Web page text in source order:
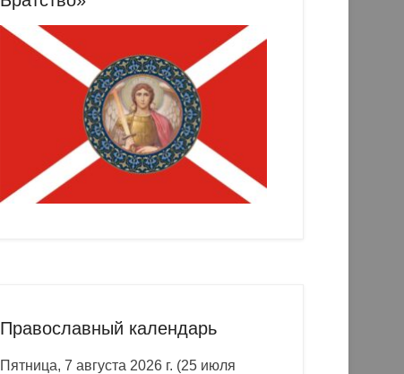
Православный календарь
Пятница, 7 августа 2026 г. (25 июля